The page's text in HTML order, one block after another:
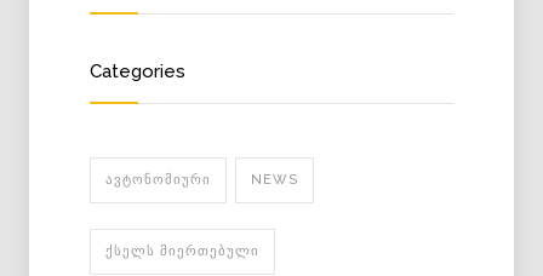
Categories
ᲐᲕᲢᲝᲜᲝᲛᲘᲣᲠᲘ NEWS
ᲥᲡᲔᲚᲡ ᲛᲘᲔᲠᲗᲔᲑᲣᲚᲘ